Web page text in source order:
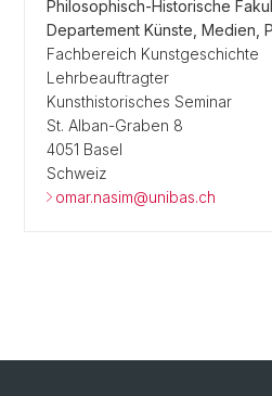
Philosophisch-Historische
Departement Künste, Medien,
Fachbereich Kunstgeschichte
Lehrbeauftragter
Kunsthistorisches Seminar
St. Alban-Graben 8
4051 Basel
Schweiz
omar.nasim@unibas.ch